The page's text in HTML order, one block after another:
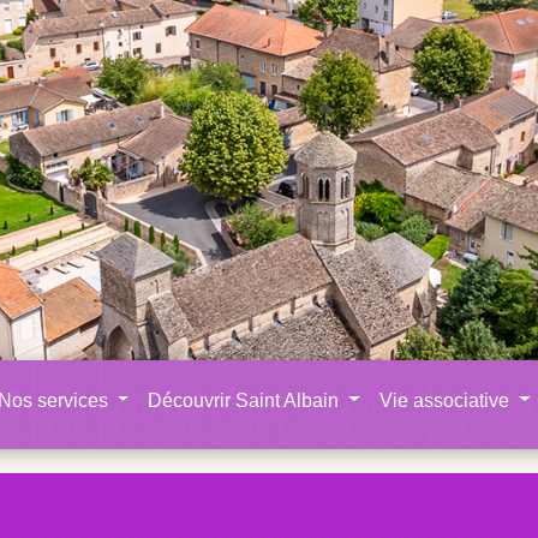
Nos services Découvrir Saint Albain Vie associative